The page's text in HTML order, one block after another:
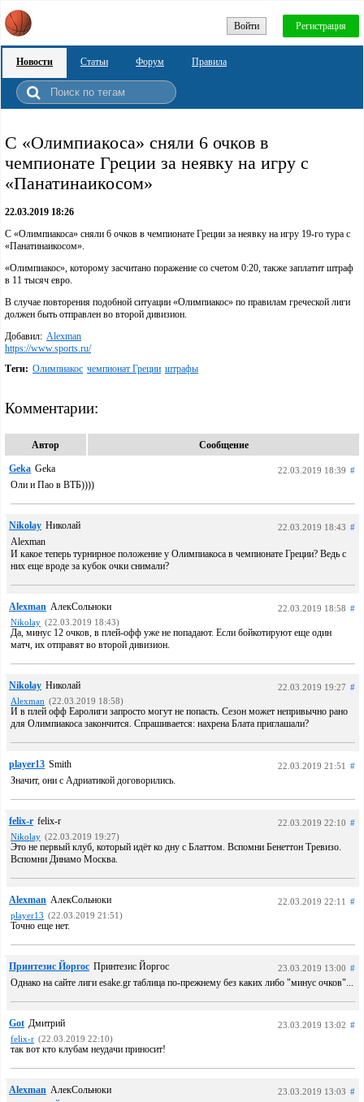
Войти Регистрация
Новости Статьи Форум Правила
С «Олимпиакоса» сняли 6 очков в
чемпионате Греции за неявку на игру с
«Панатинаикосом»
22.03.2019 18:26
С «Олимпиакоса» сняли 6 очков в чемпионате Греции за неявку на игру 19-го тура с
«Панатинаикосом».
«Олимпиакос», которому засчитано поражение со счетом 0:20, также заплатит штраф
в 11 тысяч евро.
В случае повторения подобной ситуации «Олимпиакос» по правилам греческой лиги
должен быть отправлен во второй дивизион.
Добавил: Alexman
https://www.sports.ru/
Теги: Олимпиакос чемпионат Греции штрафы
Комментарии:
Автор Сообщение
Geka Geka 22.03.2019 18:39 #
Оли и Пао в ВТБ))))
Nikolay Николай 22.03.2019 18:43 #
Alexman
И какое теперь турнирное положение у Олимпиакоса в чемпионате Греции? Ведь с
них еще вроде за кубок очки снимали?
Alexman АлекСольноки 22.03.2019 18:58 #
Nikolay (22.03.2019 18:43)
Да, минус 12 очков, в плей-офф уже не попадают. Если бойкотируют еще один
матч, их отправят во второй дивизион.
Nikolay Николай 22.03.2019 19:27 #
Alexman (22.03.2019 18:58)
И в плей офф Еаролиги запросто могут не попасть. Сезон может непривычно рано
для Олимпиакоса закончится. Спрашивается: нахрена Блата приглашали?
player13 Smith 22.03.2019 21:51 #
Значит, они с Адриатикой договорились.
felix-r felix-r 22.03.2019 22:10 #
Nikolay (22.03.2019 19:27)
Это не первый клуб, который идёт ко дну с Блаттом. Вспомни Бенеттон Тревизо.
Вспомни Динамо Москва.
Alexman АлекСольноки 22.03.2019 22:11 #
player13 (22.03.2019 21:51)
Точно еще нет.
Принтезис Йоргос Принтезис Йоргос 23.03.2019 13:00 #
Однако на сайте лиги esake.gr таблица по-прежнему без каких либо "минус очков"...
Got Дмитрий 23.03.2019 13:02 #
felix-r (22.03.2019 22:10)
так вот кто клубам неудачи приносит!
Alexman АлекСольноки 23.03.2019 13:03 #